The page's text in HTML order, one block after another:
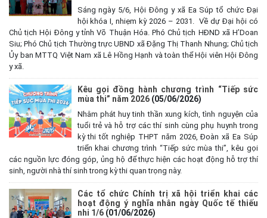
Sáng ngày 5/6, Hội Đông y xã Ea Súp tổ chức Đại
hội khóa I, nhiẹm kỳ 2026 – 2031. Về dự Đại hội có
Chủ tịch Hội Đông y tỉnh Võ Thuận Hóa. Phó Chủ tịch HĐND xã H’Doan
Siu; Phó Chủ tịch Thường trực UBND xã Đặng Thị Thanh Nhung; Chủ tịch
Ủy ban MTTQ Việt Nam xã Lê Hồng Hạnh và toàn thể Hội viên Hội Đông
y xã.
Kêu gọi đồng hành chương trình “Tiếp sức
mùa thi” năm 2026 (05/06/2026)
Nhằm phát huy tinh thần xung kích, tình nguyện của
tuổi trẻ và hỗ trợ các thí sinh cùng phụ huynh trong
kỳ thi tốt nghiệp THPT năm 2026, Đoàn xã Ea Súp
triển khai chương trình “Tiếp sức mùa thi”, kêu gọi
các nguồn lực đóng góp, ủng hộ để thực hiện các hoạt động hỗ trợ thí
sinh, người nhà thí sinh trong kỳ thi quan trọng này.
Các tổ chức Chính trị xã hội triển khai các
hoạt động ý nghĩa nhân ngày Quốc tế thiếu
nhi 1/6 (01/06/2026)